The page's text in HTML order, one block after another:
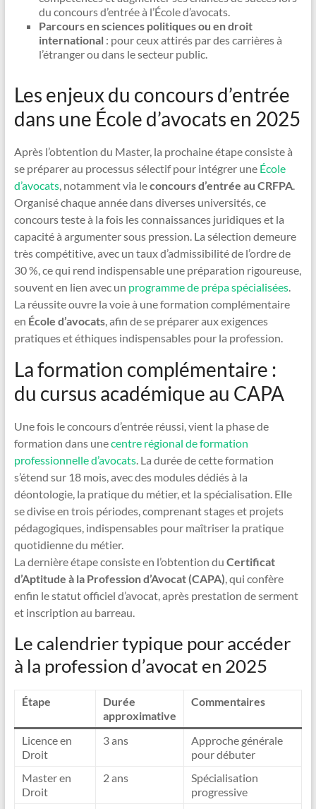
du concours d’entrée à l’École d’avocats.
Parcours en sciences politiques ou en droit
international: pour ceux attirés par des carrières à
l’étranger ou dans le secteur public.
Les enjeux du concours d’entrée
dans une École d’avocats en 2025
Après l’obtention du Master, la prochaine étape consiste à
se préparer au processus sélectif pour intégrer une École
d’avocats, notamment via leconcours d’entrée au CRFPA.
Organisé chaque année dans diverses universités, ce
concours teste à la fois les connaissances juridiques et la
capacité à argumenter sous pression. La sélection demeure
très compétitive, avec un taux d’admissibilité de l’ordre de
30 %, ce qui rend indispensable une préparation rigoureuse,
souvent en lien avec un programme de prépa spécialisées.
La réussite ouvre la voie à une formation complémentaire
en École d’avocats, afin de se préparer aux exigences
pratiques et éthiques indispensables pour la profession.
La formation complémentaire :
du cursus académique au CAPA
Une fois le concours d’entrée réussi, vient la phase de
formation dans unecentre régional de formation
professionnelle d’avocats. La durée de cette formation
s’étend sur 18 mois, avec des modules dédiés à la
déontologie, la pratique du métier, et la spécialisation. Elle
se divise en trois périodes, comprenant stages et projets
pédagogiques, indispensables pour maîtriser la pratique
quotidienne du métier.
La dernière étape consiste en l’obtention du Certificat
d’Aptitude à la Profession d’Avocat (CAPA), qui confère
enfin le statut officiel d’avocat, après prestation de serment
et inscription au barreau.
Le calendrier typique pour accéder
à la profession d’avocat en 2025
Étape
Durée
approximative
Commentaires
Licence en
Droit
3 ans
Approche générale
pour débuter
Master en
Droit
2 ans
Spécialisation
progressive